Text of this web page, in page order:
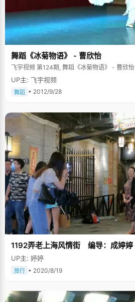
舞蹈《冰菊物语》 - 曹欣怡
飞宇视频 第124期, 舞蹈《冰菊物语》 - 曹欣怡
UP主: 飞宇视频
舞蹈 • 2012/9/28
1192弄老上海风情街 编导：成婷婷
UP主: 婷婷
旅行 • 2020/8/19